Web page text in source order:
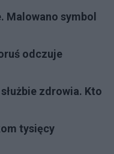
Malowano symbol
odczuje
zdrowia. Kto
tysięcy